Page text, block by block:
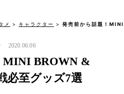
メ キャラクター 発売前から話題！
2020.06.06
MINI BROWN &
必至グッズ7選